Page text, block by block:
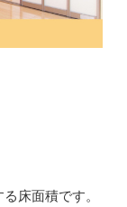
床面積です。